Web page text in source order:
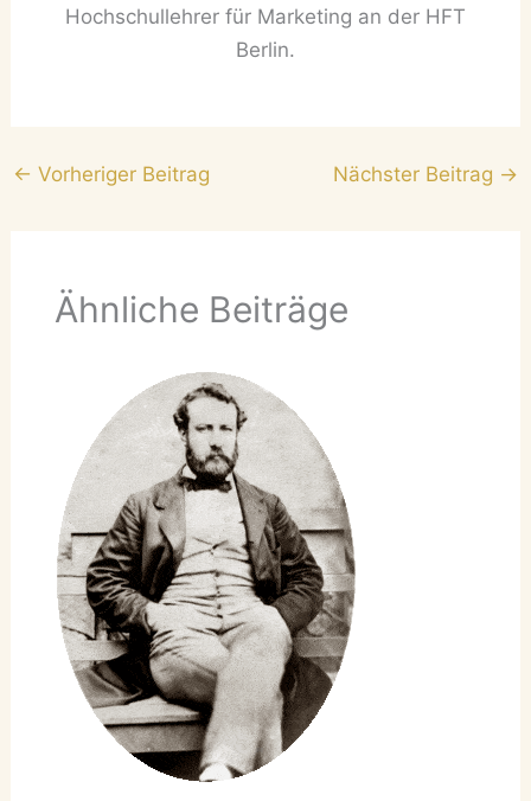
Hochschullehrer für Marketing an der HFT
Berlin.
← Vorheriger Beitrag Nächster Beitrag →
Ähnliche Beiträge